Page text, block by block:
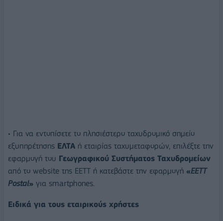
• Για να εντοπίσετε το πλησιέστερο ταχυδρομικό σημείο
εξυπηρέτησης ΕΛΤΑ ή εταιρίας ταχυμεταφορών, επιλέξτε την
εφαρμογή του Γεωγραφικού Συστήματος Ταχυδρομείων
από το website της ΕΕΤΤ ή κατεβάστε την εφαρμογή «EETT
Postal» για smartphones.
Ειδικά για τους εταιρικούς χρήστες